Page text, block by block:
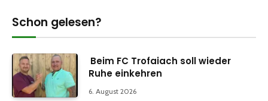
Schon gelesen?
Beim FC Trofaiach soll wieder
Ruhe einkehren
6. August 2026